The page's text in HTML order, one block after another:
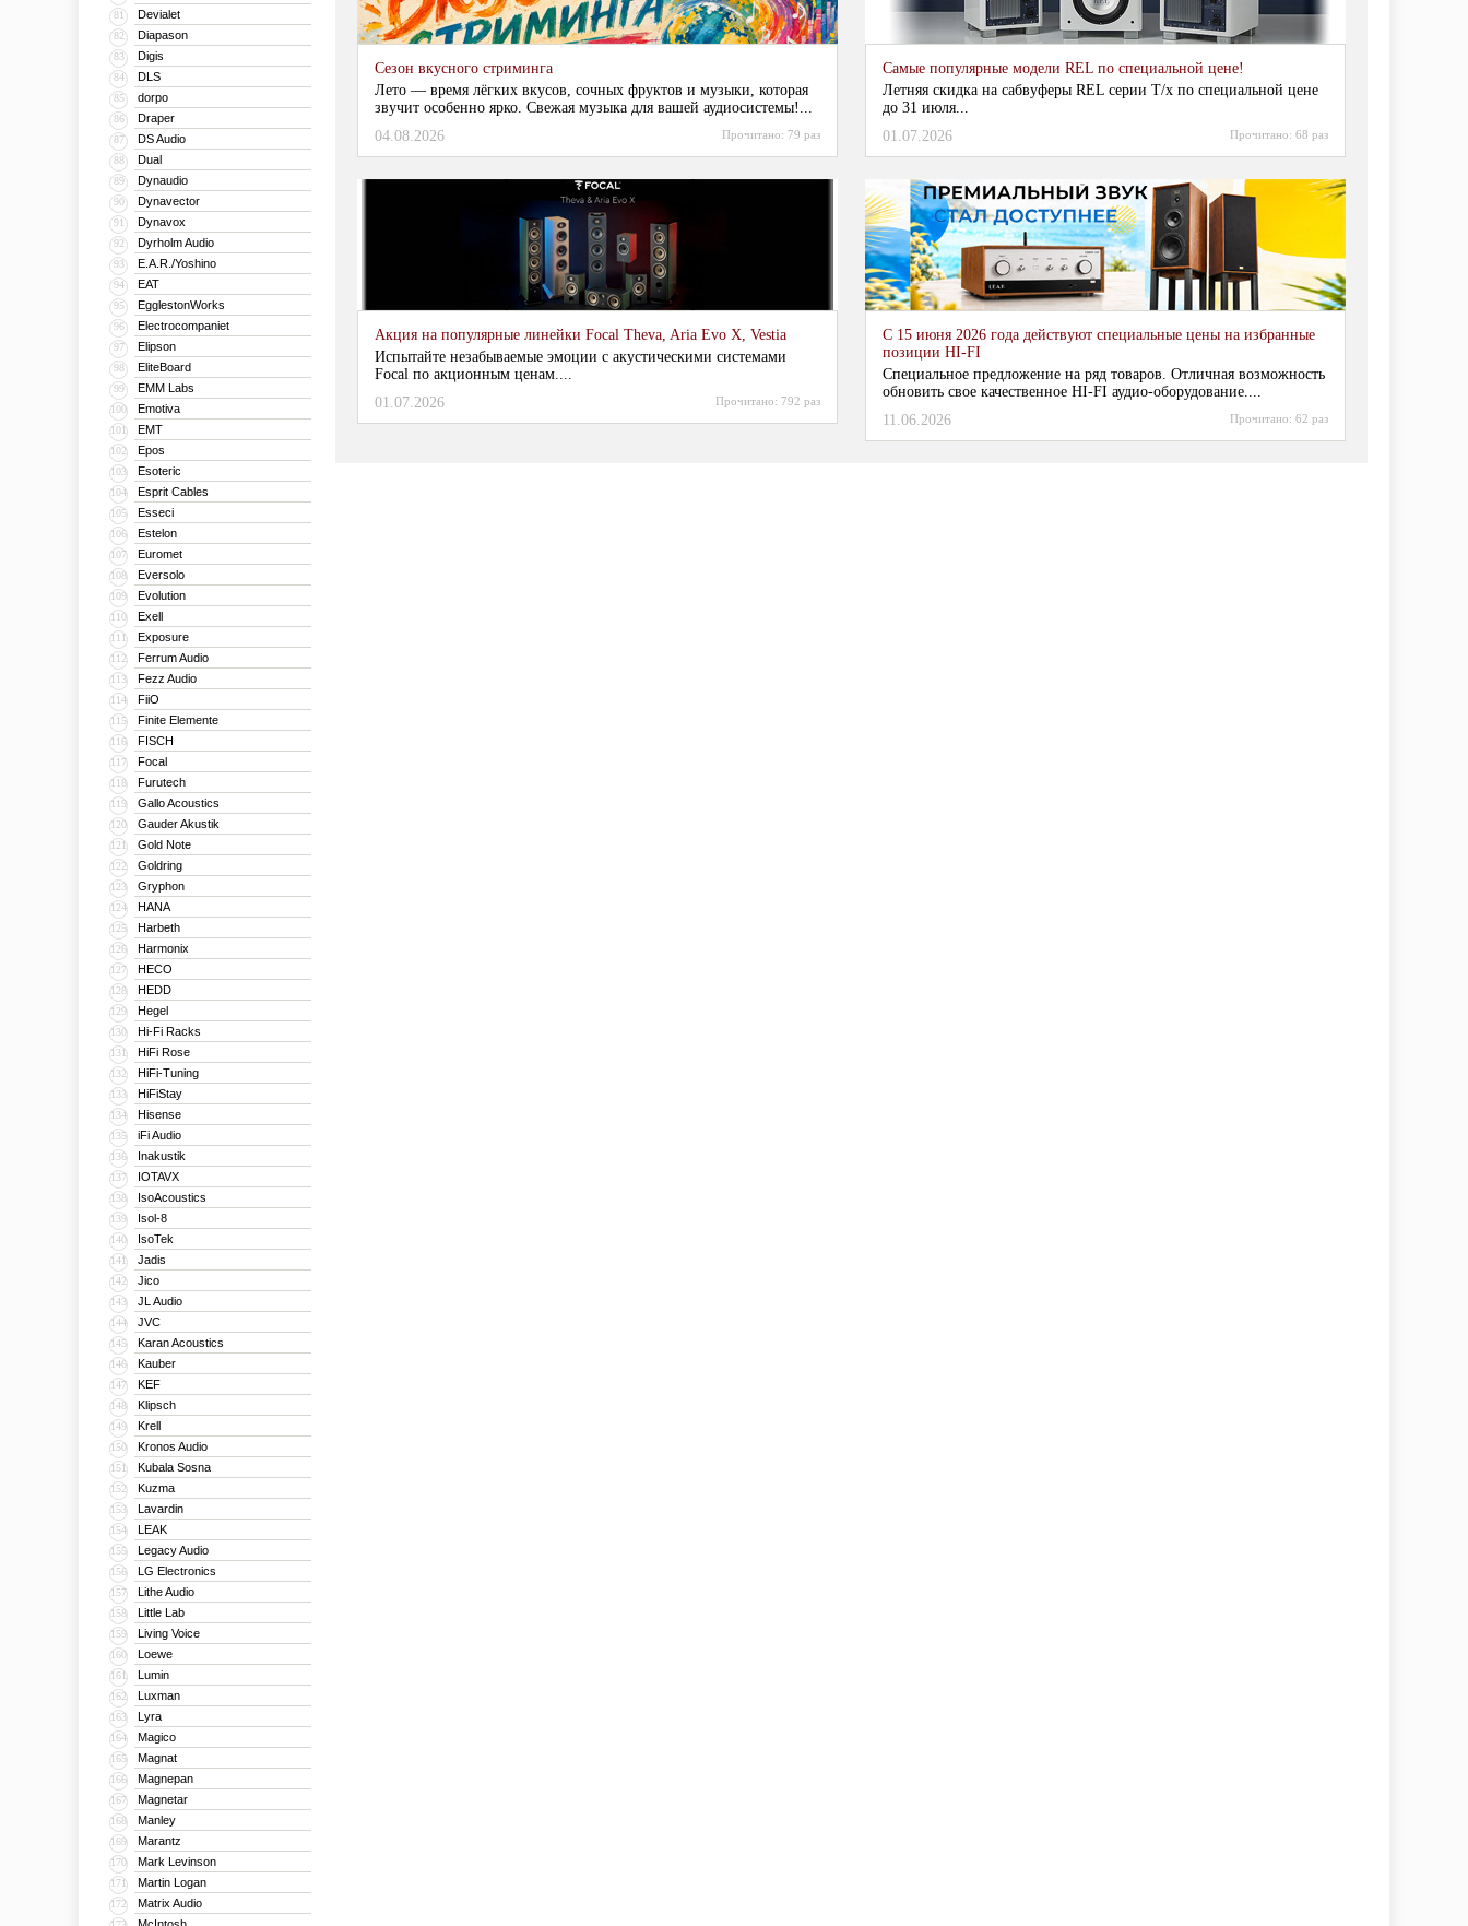
81 Devialet
82 Diapason
83 Digis
84 DLS
85 dorpo
86 Draper
87 DS Audio
88 Dual
89 Dynaudio
90 Dynavector
91 Dynavox
92 Dyrholm Audio
93 E.A.R./Yoshino
94 EAT
95 EgglestonWorks
96 Electrocompaniet
97 Elipson
98 EliteBoard
99 EMM Labs
100 Emotiva
101 EMT
102 Epos
103 Esoteric
104 Esprit Cables
105 Esseci
106 Estelon
107 Euromet
108 Eversolo
109 Evolution
110 Exell
111 Exposure
112 Ferrum Audio
113 Fezz Audio
114 FiiO
115 Finite Elemente
116 FISCH
117 Focal
118 Furutech
119 Gallo Acoustics
120 Gauder Akustik
121 Gold Note
122 Goldring
123 Gryphon
124 HANA
125 Harbeth
126 Harmonix
127 HECO
128 HEDD
129 Hegel
130 Hi-Fi Racks
131 HiFi Rose
132 HiFi-Tuning
133 HiFiStay
134 Hisense
135 iFi Audio
136 Inakustik
137 IOTAVX
138 IsoAcoustics
139 Isol-8
140 IsoTek
141 Jadis
142 Jico
143 JL Audio
144 JVC
145 Karan Acoustics
146 Kauber
147 KEF
148 Klipsch
149 Krell
150 Kronos Audio
151 Kubala Sosna
152 Kuzma
153 Lavardin
154 LEAK
155 Legacy Audio
156 LG Electronics
157 Lithe Audio
158 Little Lab
159 Living Voice
160 Loewe
161 Lumin
162 Luxman
163 Lyra
164 Magico
165 Magnat
166 Magnepan
167 Magnetar
168 Manley
169 Marantz
170 Mark Levinson
171 Martin Logan
172 Matrix Audio
Сезон вкусного стриминга
Лето — время лёгких вкусов, сочных фруктов и музыки, которая
звучит особенно ярко. Свежая музыка для вашей аудиосистемы!...
04.08.2026
Прочитано: 79 раз
Самые популярные модели REL по специальной цене!
Летняя скидка на сабвуферы REL серии T/x по специальной цене
до 31 июля...
01.07.2026
Прочитано: 68 раз
Акция на популярные линейки Focal Theva, Aria Evo X, Vestia
Испытайте незабываемые эмоции с акустическими системами
Focal по акционным ценам....
01.07.2026
Прочитано: 792 раз
С 15 июня 2026 года действуют специальные цены на избранные
позиции HI-FI
Специальное предложение на ряд товаров. Отличная возможность
обновить свое качественное HI-FI аудио-оборудование....
11.06.2026
Прочитано: 62 раз